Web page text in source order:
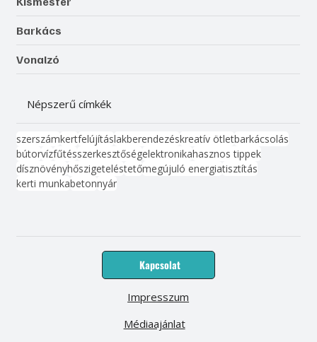
Barkács
Vonalzó
Népszerű címkék
szerszámkertfelújításlakberendezéskreatív ötletbarkácsolás
bútorvízfűtésszerkesztőségelektronikahasznos tippek
dísznövényhőszigeteléstetőmegújuló energiatisztítás
kerti munkabetonnyár
Kapcsolat
Médiaajánlat
Impresszum